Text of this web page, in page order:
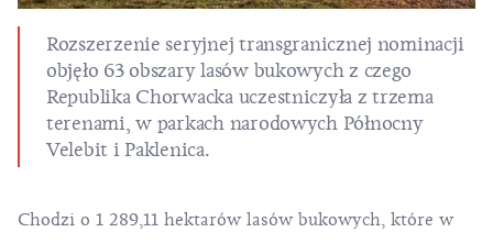
Rozszerzenie seryjnej transgranicznej nominacji
objęło 63 obszary lasów bukowych z czego
Republika Chorwacka uczestniczyła z trzema
terenami, w parkach narodowych Północny
Velebit i Paklenica.
Chodzi o 1 289,11 hektarów lasów bukowych, które w